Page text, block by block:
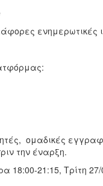
ενημερωτικές
ομαδικές
την έναρξη.
18:00-21:15, Τρίτη